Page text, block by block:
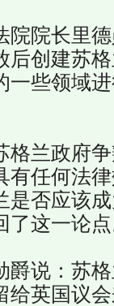
院院长里
后创建苏
一些领域
格兰政府
有任何法
是否应该
了这一论
爵说：苏
给英国议